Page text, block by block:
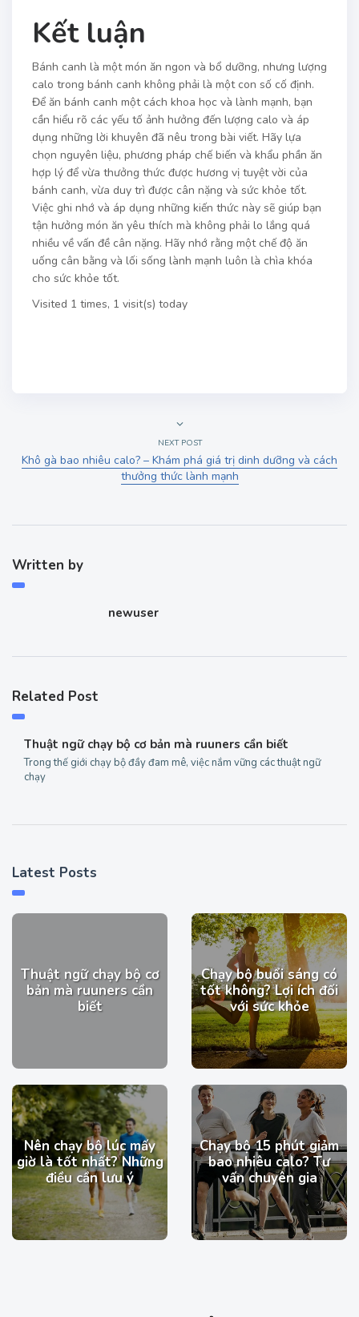
Kết luận
Bánh canh là một món ăn ngon và bổ dưỡng, nhưng lượng
calo trong bánh canh không phải là một con số cố định.
Để ăn bánh canh một cách khoa học và lành mạnh, bạn
cần hiểu rõ các yếu tố ảnh hưởng đến lượng calo và áp
dụng những lời khuyên đã nêu trong bài viết. Hãy lựa
chọn nguyên liệu, phương pháp chế biến và khẩu phần ăn
hợp lý để vừa thưởng thức được hương vị tuyệt vời của
bánh canh, vừa duy trì được cân nặng và sức khỏe tốt.
Việc ghi nhớ và áp dụng những kiến thức này sẽ giúp bạn
tận hưởng món ăn yêu thích mà không phải lo lắng quá
nhiều về vấn đề cân nặng. Hãy nhớ rằng một chế độ ăn
uống cân bằng và lối sống lành mạnh luôn là chìa khóa
cho sức khỏe tốt.
Visited 1 times, 1 visit(s) today
NEXT POST
Khô gà bao nhiêu calo? – Khám phá giá trị dinh dưỡng và cách
thưởng thức lành mạnh
Written by
newuser
Related Post
Thuật ngữ chạy bộ cơ bản mà ruuners cần biết
Trong thế giới chạy bộ đầy đam mê, việc nắm vững các thuật ngữ
chạy
Latest Posts
Thuật ngữ chạy bộ cơ
bản mà ruuners cần
biết
Chạy bộ buổi sáng​ có
tốt không? Lợi ích đối
với sức khỏe
Nên chạy bộ lúc mấy
giờ là tốt nhất? Những
điều cần lưu ý
Chạy bộ 15 phút giảm
bao nhiêu calo​? Tư
vấn chuyên gia